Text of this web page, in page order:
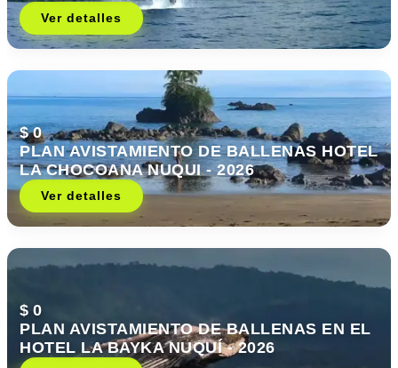
Ver detalles
$ 0
PLAN AVISTAMIENTO DE BALLENAS HOTEL
LA CHOCOANA NUQUI - 2026
Ver detalles
$ 0
PLAN AVISTAMIENTO DE BALLENAS EN EL
HOTEL LA BAYKA NUQUÍ - 2026